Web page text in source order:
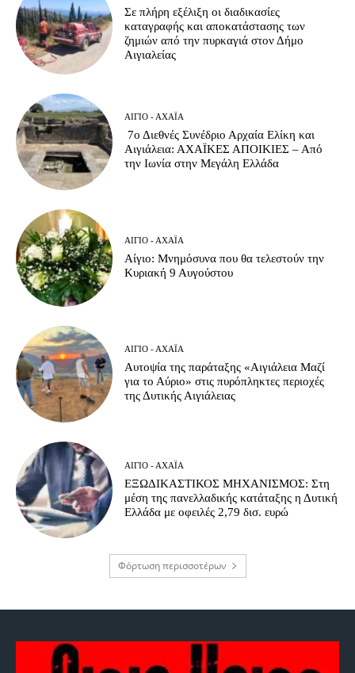
Σε πλήρη εξέλιξη οι διαδικασίες
καταγραφής και αποκατάστασης των
ζημιών από την πυρκαγιά στον Δήμο
Αιγιαλείας
ΑΊΓΙΟ - ΑΧΑΪ́Α
7ο Διεθνές Συνέδριο Αρχαία Ελίκη και
Αιγιάλεια: ΑΧΑΪΚΕΣ ΑΠΟΙΚΙΕΣ – Από
την Ιωνία στην Μεγάλη Ελλάδα
ΑΊΓΙΟ - ΑΧΑΪ́Α
Αίγιο: Μνημόσυνα που θα τελεστούν την
Κυριακή 9 Αυγούστου
ΑΊΓΙΟ - ΑΧΑΪ́Α
Αυτοψία της παράταξης «Αιγιάλεια Μαζί
για το Αύριο» στις πυρόπληκτες περιοχές
της Δυτικής Αιγιάλειας
ΑΊΓΙΟ - ΑΧΑΪ́Α
ΕΞΩΔΙΚΑΣΤΙΚΟΣ ΜΗΧΑΝΙΣΜΟΣ: Στη
μέση της πανελλαδικής κατάταξης η Δυτική
Ελλάδα με οφειλές 2,79 δισ. ευρώ
Φόρτωση περισσοτέρων